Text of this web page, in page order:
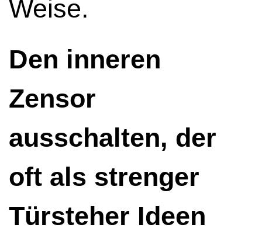
Weise.
Den inneren
Zensor
ausschalten, der
oft als strenger
Türsteher Ideen